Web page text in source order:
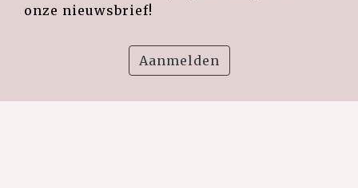
onze nieuwsbrief!
Aanmelden